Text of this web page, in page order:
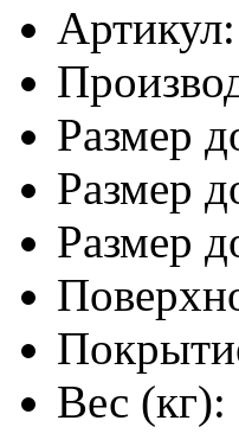
Артикул:
Размер
Размер
Размер
Вес (кг):